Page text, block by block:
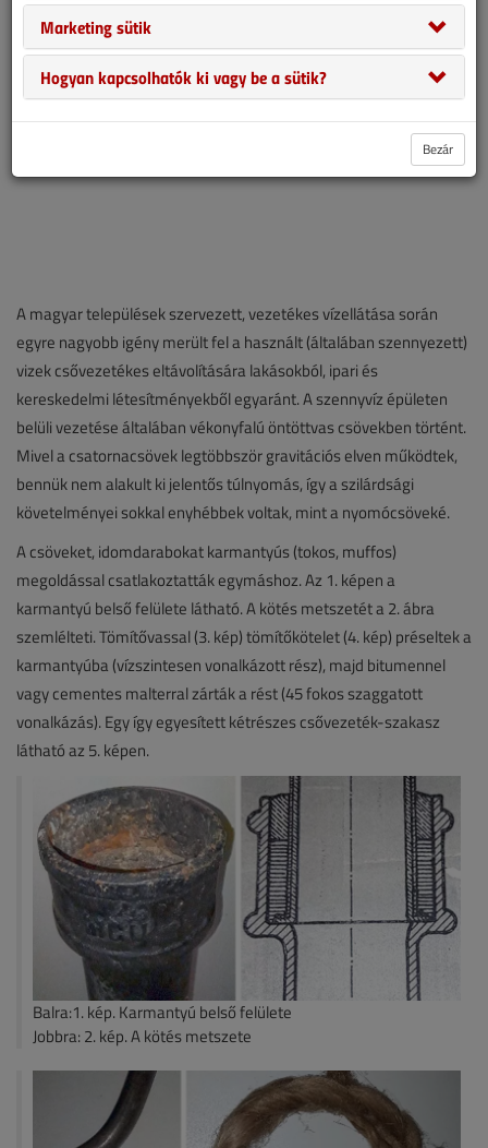
A magyar települések szervezett, vezetékes vízellátása során
egyre nagyobb igény merült fel a használt (általában szennyezett)
vizek csővezetékes eltávolítására lakásokból, ipari és
kereskedelmi létesítményekből egyaránt. A szennyvíz épületen
belüli vezetése általában vékonyfalú öntöttvas csövekben történt.
Mivel a csatornacsövek legtöbbször gravitációs elven működtek,
bennük nem alakult ki jelentős túlnyomás, így a szilárdsági
követelményei sokkal enyhébbek voltak, mint a nyomócsöveké.
A csöveket, idomdarabokat karmantyús (tokos, muffos)
megoldással csatlakoztatták egymáshoz. Az 1. képen a
karmantyú belső felülete látható. A kötés metszetét a 2. ábra
szemlélteti. Tömítővassal (3. kép) tömítőkötelet (4. kép) préseltek a
karmantyúba (vízszintesen vonalkázott rész), majd bitumennel
vagy cementes malterral zárták a rést (45 fokos szaggatott
vonalkázás). Egy így egyesített kétrészes csővezeték-szakasz
látható az 5. képen.
Balra:1. kép. Karmantyú belső felülete
Jobbra: 2. kép. A kötés metszete
Marketing sütik
Hogyan kapcsolhatók ki vagy be a sütik?
Bezár